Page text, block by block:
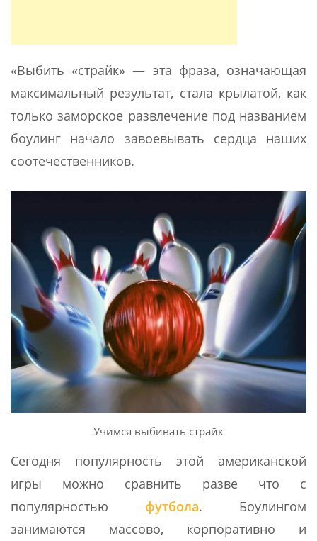
«Выбить «страйк» — эта фраза, означающая
максимальный результат, стала крылатой, как
только заморское развлечение под названием
боулинг начало завоевывать сердца наших
соотечественников.
Учимся выбивать страйк
Сегодня популярность этой американской
игры можно сравнить разве что с
популярностью футбола. Боулингом
занимаются массово, корпоративно и